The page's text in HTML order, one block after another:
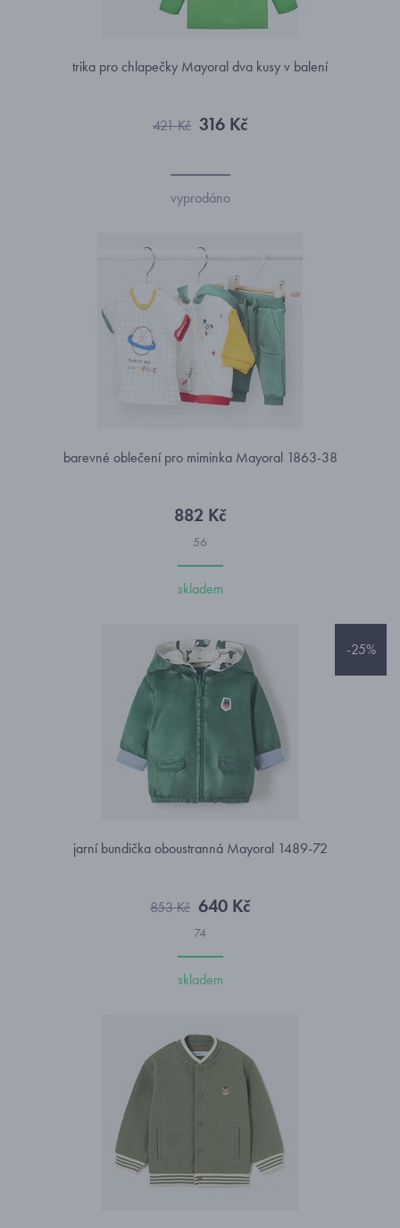
trika pro chlapečky Mayoral dva kusy v balení
421 Kč 316 Kč
vyprodáno
barevné oblečení pro miminka Mayoral 1863-38
882 Kč
56
skladem
-25%
jarní bundička oboustranná Mayoral 1489-72
853 Kč 640 Kč
74
skladem